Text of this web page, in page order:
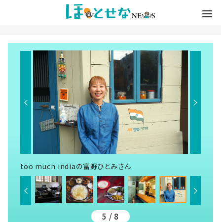
too much indiaの富野ひとみさん
5 / 8